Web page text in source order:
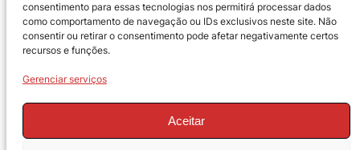
consentimento para essas tecnologias nos permitirá processar dados
como comportamento de navegação ou IDs exclusivos neste site. Não
consentir ou retirar o consentimento pode afetar negativamente certos
recursos e funções.
Gerenciar serviços
Aceitar
Política de Troca e Devoluções
Política de Reembolso